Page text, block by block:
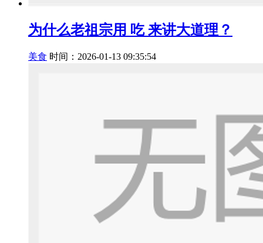
为什么老祖宗用 吃 来讲大道理？
美食 时间：2026-01-13 09:35:54